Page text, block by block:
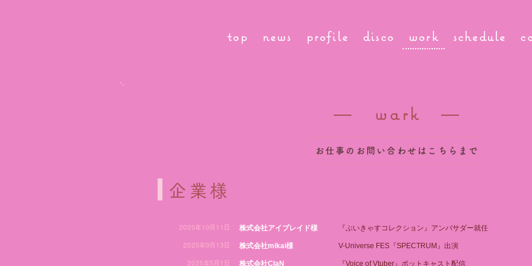
top news profile disco work schedule
― wark ―
お仕事のお問い合わせはこちらまで
企業様
2025年10月11日 株式会社アイブレイド様 『ぶいきゃすコレクション』アンバサダー就任
2025年9月13日 株式会社mikai様 V-Universe FES『SPECTRUM』出演
2025年5月1日 株式会社ClaN 『Voice of Vtuber』ポットキャスト配信